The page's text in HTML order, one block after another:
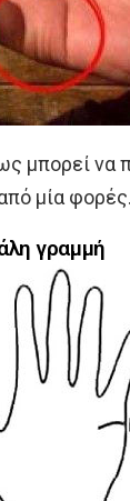
μπορεί να
μία φορές.
γραμμή